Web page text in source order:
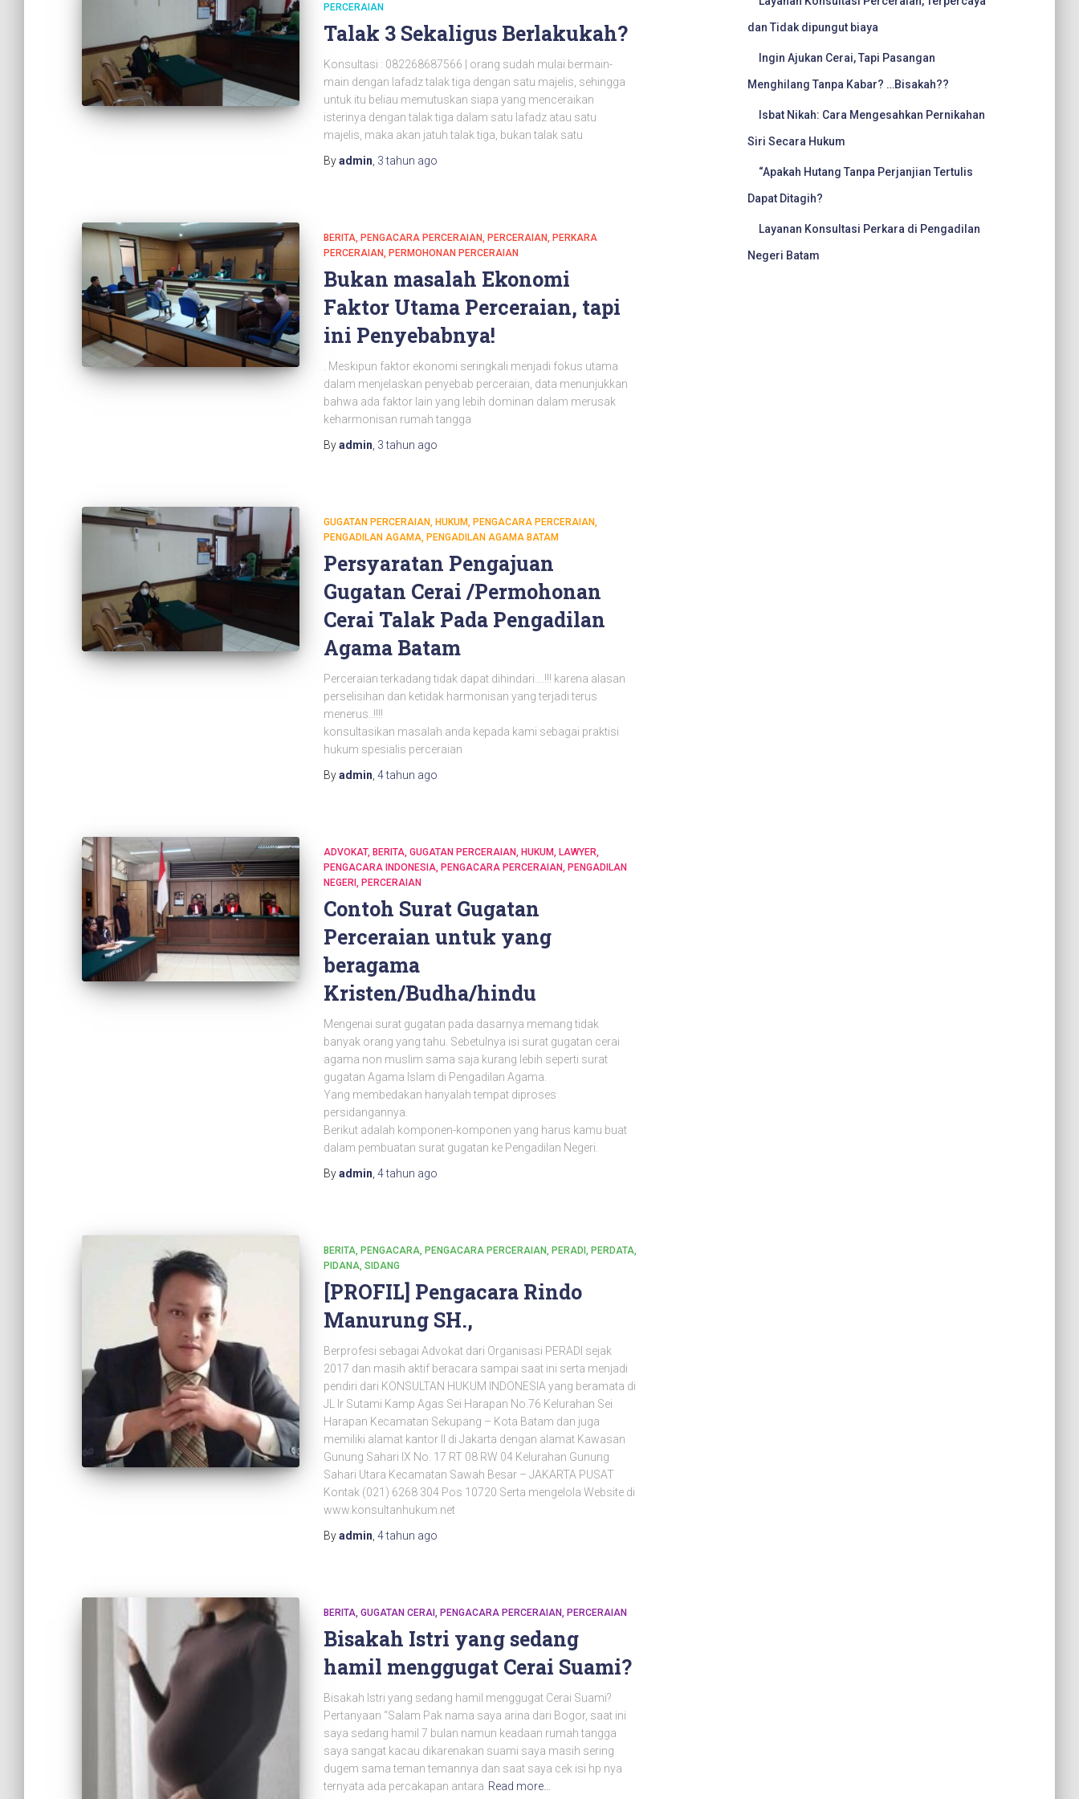
PERCERAIAN
Talak 3 Sekaligus Berlakukah?
Konsultasi : 082268687566 | orang sudah mulai bermain-
main dengan lafadz talak tiga dengan satu majelis, sehingga
untuk itu beliau memutuskan siapa yang menceraikan
isterinya dengan talak tiga dalam satu lafadz atau satu
majelis, maka akan jatuh talak tiga, bukan talak satu
Byadmin 3 tahun ago
BERITA PENGACARA PERCERAIAN PERCERAIAN
PERKARA
PERCERAIAN
PERMOHONAN PERCERAIAN
Bukan masalah Ekonomi
Faktor Utama Perceraian, tapi
ini Penyebabnya!
. Meskipun faktor ekonomi seringkali menjadi fokus utama
dalam menjelaskan penyebab perceraian, data menunjukkan
bahwa ada faktor lain yang lebih dominan dalam merusak
keharmonisan rumah tangga
Byadmin 3 tahun ago
GUGATAN PERCERAIAN HUKUM
PENGACARA PERCERAIAN
PENGADILAN AGAMA PENGADILAN AGAMA BATAM
Persyaratan Pengajuan
Gugatan Cerai /Permohonan
Cerai Talak Pada Pengadilan
Agama Batam
Perceraian terkadang tidak dapat dihindari….!!! karena alasan
perselisihan dan ketidak harmonisan yang terjadi terus
menerus..!!!!
konsultasikan masalah anda kepada kami sebagai praktisi
hukum spesialis perceraian
Byadmin 4 tahun ago
ADVOKAT BERITA GUGATAN PERCERAIAN HUKUM
LAWYER
PENGACARA INDONESIA PENGACARA PERCERAIAN
PENGADILAN
NEGERI
PERCERAIAN
Contoh Surat Gugatan
Perceraian untuk yang
beragama
Kristen/Budha/hindu
Mengenai surat gugatan pada dasarnya memang tidak
banyak orang yang tahu. Sebetulnya isi surat gugatan cerai
agama non muslim sama saja kurang lebih seperti surat
gugatan Agama Islam di Pengadilan Agama.
Yang membedakan hanyalah tempat diproses
persidangannya.
Berikut adalah komponen-komponen yang harus kamu buat
dalam pembuatan surat gugatan ke Pengadilan Negeri.
Byadmin 4 tahun ago
BERITA PENGACARA PENGACARA PERCERAIAN PERADI
PERDATA
PIDANA SIDANG
[PROFIL] Pengacara Rindo
Manurung SH.,
Berprofesi sebagai Advokat dari Organisasi PERADI sejak
2017 dan masih aktif beracara sampai saat ini serta menjadi
pendiri dari KONSULTAN HUKUM INDONESIA yang beramata di
JL Ir Sutami Kamp Agas Sei Harapan No.76 Kelurahan Sei
Harapan Kecamatan Sekupang – Kota Batam dan juga
memiliki alamat kantor II di Jakarta dengan alamat Kawasan
Gunung Sahari IX No. 17 RT 08 RW 04 Kelurahan Gunung
Sahari Utara Kecamatan Sawah Besar – JAKARTA PUSAT
Kontak (021) 6268 304 Pos 10720 Serta mengelola Website di
www.konsultanhukum.net
Byadmin 4 tahun ago
BERITA GUGATAN CERAI PENGACARA PERCERAIAN PERCERAIAN
Bisakah Istri yang sedang
hamil menggugat Cerai Suami?
Bisakah Istri yang sedang hamil menggugat Cerai Suami?
Pertanyaan “Salam Pak nama saya arina dari Bogor, saat ini
saya sedang hamil 7 bulan namun keadaan rumah tangga
saya sangat kacau dikarenakan suami saya masih sering
dugem sama teman temannya dan saat saya cek isi hp nya
ternyata ada percakapan antara Read more…
dan Tidak dipungut biaya
Ingin Ajukan Cerai, Tapi Pasangan
Menghilang Tanpa Kabar? …Bisakah??
Isbat Nikah: Cara Mengesahkan Pernikahan
Siri Secara Hukum
“Apakah Hutang Tanpa Perjanjian Tertulis
Dapat Ditagih?
Layanan Konsultasi Perkara di Pengadilan
Negeri Batam